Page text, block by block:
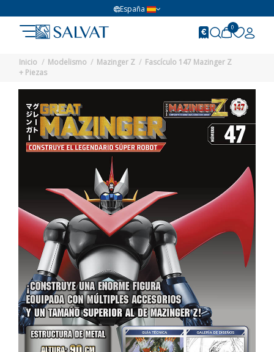
España
0
Inicio Modelismo Mazinger Z
Fascículo 147 Mazinger Z
+ Piezas